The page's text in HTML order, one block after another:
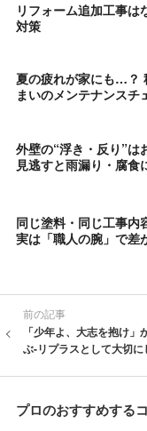
リフォーム追加工事は
対策
夏の疲れが家にも…？
まいのメンテナンスチ
外壁の“浮き・反り”は
見逃すと雨漏り・腐食
同じ塗料・同じ工事内
実は「職人の腕」で差
前の記事
「少年よ、大志を抱け」
ぶ-リプラスとして大切に
プロのおすすめする